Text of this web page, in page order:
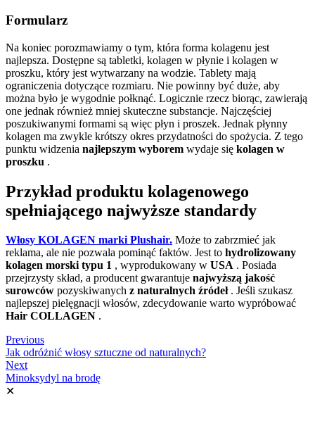
Formularz
Na koniec porozmawiamy o tym, która forma kolagenu jest
najlepsza. Dostępne są tabletki, kolagen w płynie i kolagen w
proszku, który jest wytwarzany na wodzie. Tablety mają
ograniczenia dotyczące rozmiaru. Nie powinny być duże, aby
można było je wygodnie połknąć. Logicznie rzecz biorąc, zawierają
one jednak również mniej skuteczne substancje. Najczęściej
poszukiwanymi formami są więc płyn i proszek. Jednak płynny
kolagen ma zwykle krótszy okres przydatności do spożycia. Z tego
punktu widzenia najlepszym wyborem wydaje się kolagen w
proszku .
Przykład produktu kolagenowego
spełniającego najwyższe standardy
Włosy KOLAGEN marki Plushair. Może to zabrzmieć jak
reklama, ale nie pozwala pominąć faktów. Jest to hydrolizowany
kolagen morski typu 1 , wyprodukowany w USA . Posiada
przejrzysty skład, a producent gwarantuje najwyższą jakość
surowców pozyskiwanych z naturalnych źródeł. Jeśli szukasz
najlepszej pielęgnacji włosów, zdecydowanie warto wypróbować
Hair COLLAGEN .
Previous
Jak odróżnić włosy sztuczne od naturalnych?
Next
Minoksydyl na brodę
✕